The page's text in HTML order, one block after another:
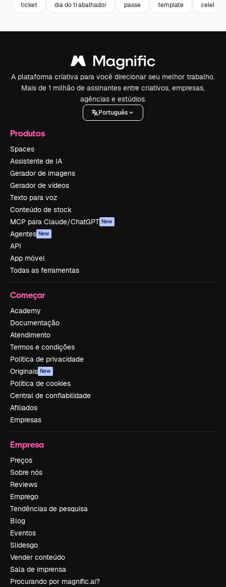
ticket dia do trabalhador passe template
A plataforma criativa para você direcionar seu melhor trabalho.
Mais de 1 milhão de assinantes entre criativos, empresas,
agências e estúdios.
Português
Produtos
Spaces
Assistente de IA
Gerador de imagens
Gerador de vídeos
Texto para voz
Conteúdo de stock
MCP para Claude/ChatGPT New
Agentes New
API
App móvel
Todas as ferramentas
Começar
Academy
Documentação
Atendimento
Termos e condições
Política de privacidade
Originais New
Política de cookies
Central de confiabilidade
Afiliados
Empresas
Empresa
Preços
Sobre nós
Reviews
Emprego
Tendências de pesquisa
Blog
Eventos
Slidesgo
Vender conteúdo
Sala de imprensa
Procurando por magnific.ai?